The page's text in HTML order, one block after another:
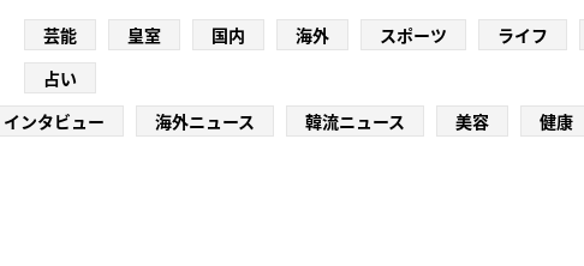
芸能 皇室 国内 海外 スポーツ ライフ
占い
インタビュー 海外ニュース 韓流ニュース 美容 健康